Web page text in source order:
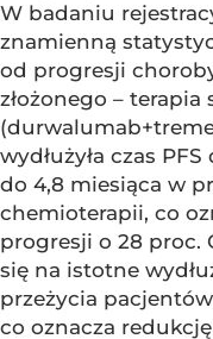
W badaniu
znamienną
od progresji
złożonego – terapia
wydłużyła czas
do 4,8 miesiąca w
chemioterapii, co
progresji o 28 proc.
się na istotne
przeżycia pacjentów
co oznacza